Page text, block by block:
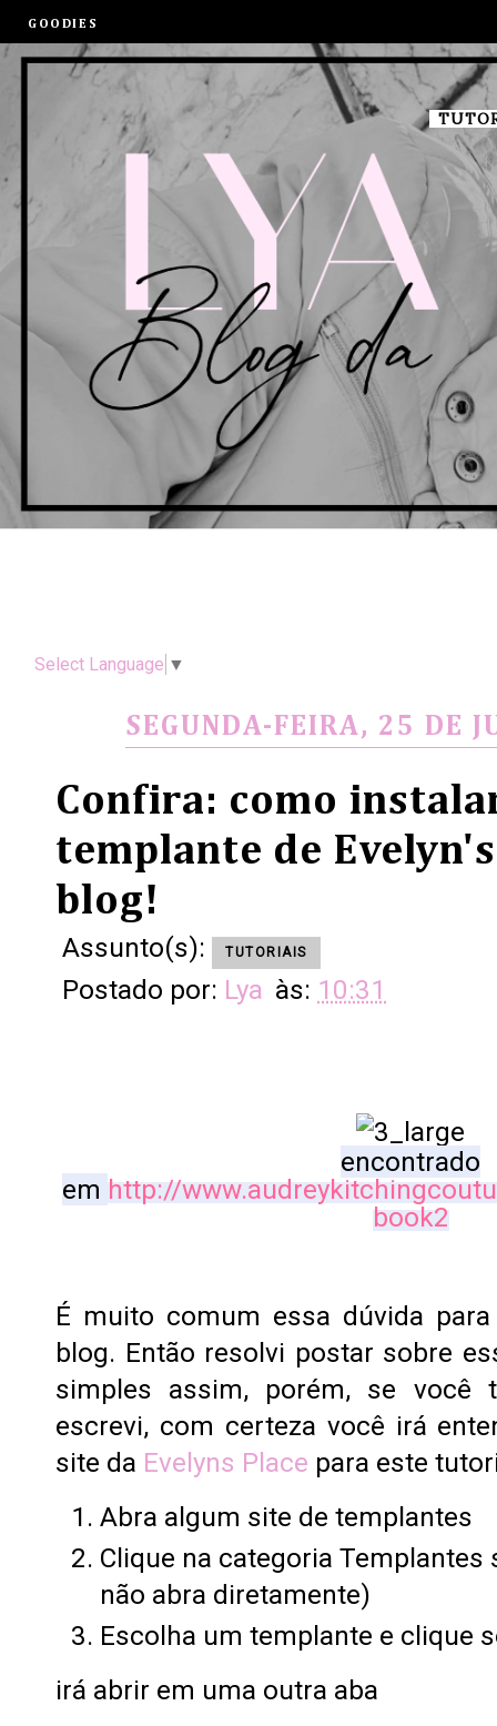
GOODIES
Select Language ▼
SEGUNDA-FEIRA, 25 DE
Confira: como
templante de
blog!
Assunto(s): TUTORIAIS
Postado por: Lya às: 10:31
encontrado
em http://
book2
É muito comum essa dúvida
blog. Então resolvi postar sobre
simples assim, porém, se você
escrevi, com certeza você irá
site da Evelyns Place para este
Abra algum site de templantes
Clique na categoria
não abra diretamente)
Escolha um templante e clique
irá abrir em uma outra aba